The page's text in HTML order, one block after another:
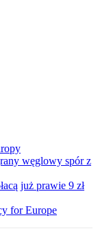
węglowy spór z
już prawie 9 zł
for Europe